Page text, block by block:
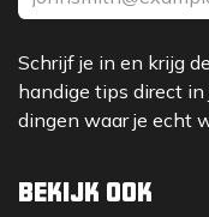
Schrijf je in en krijg
handige tips direct
dingen waar je echt
Bekijk ook